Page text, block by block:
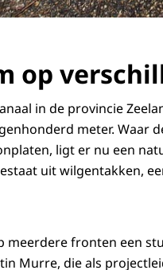
op
in de provincie
meter. Waar
ligt er nu een
uit wilgentakken,
meerdere fronten een
Murre, die als